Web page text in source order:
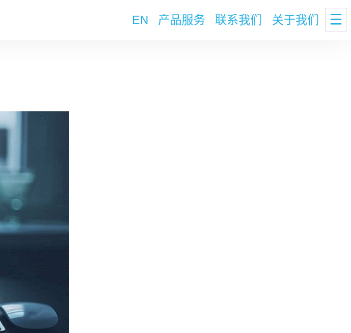
EN 产品服务 联系我们 关于我们 ☰